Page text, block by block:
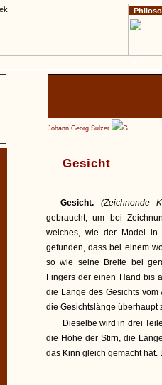
Johann Georg Sulzer G
Gesicht
Gesicht. (Zeichnende
gebraucht, um bei
welches, wie der Model in
gefunden, dass bei einem
so wie seine Breite bei
Fingers der einen Hand bis
die Länge des Gesichts
die Gesichtslänge überhaupt
Dieselbe wird in drei
die Höhe der Stirn, die
das Kinn gleich gemacht